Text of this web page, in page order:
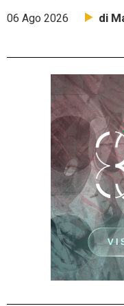
06 Ago 2026 di